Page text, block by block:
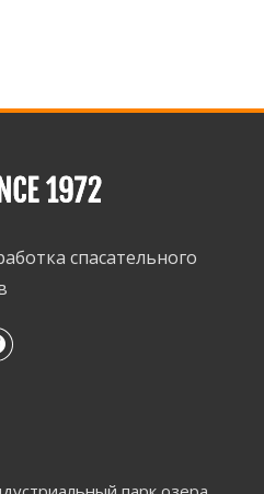
спасательного